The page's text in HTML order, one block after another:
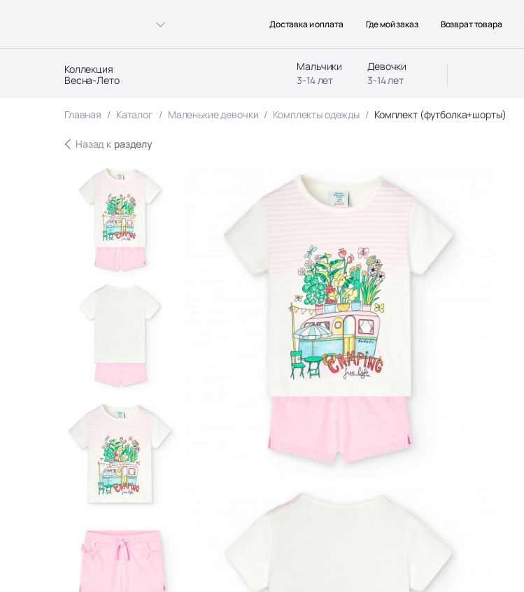
Коллекция
Весна-Лето
Мальчики
3-14 лет
Девочки
3-14 лет
Доставка и оплата Где мой заказ Возврат товара
Главная Каталог Маленькие девочки Комплекты одежды Комплект (футболка+шорты)
Назад к разделу